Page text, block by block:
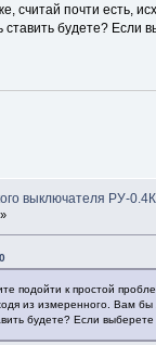
считай почти есть,
будете? Если
выключателя РУ-
подойти к простой
из измеренного. Вам
будете? Если